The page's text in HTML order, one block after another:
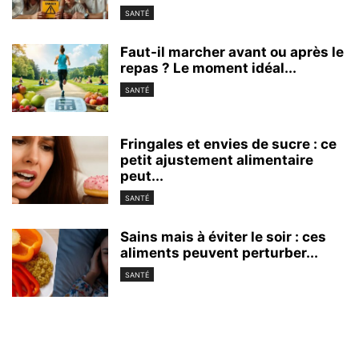
SANTÉ
Faut-il marcher avant ou après le
repas ? Le moment idéal...
SANTÉ
Fringales et envies de sucre : ce
petit ajustement alimentaire
peut...
SANTÉ
Sains mais à éviter le soir : ces
aliments peuvent perturber...
SANTÉ